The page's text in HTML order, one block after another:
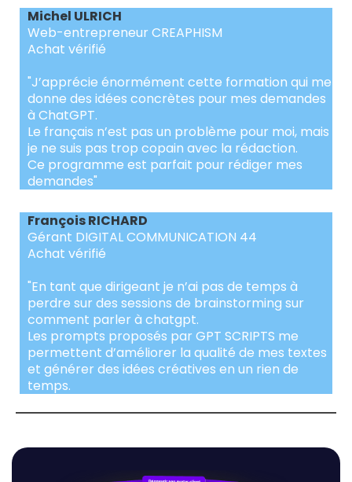
Michel ULRICH
Web-entrepreneur CREAPHISM
Achat vérifié
"J’apprécie énormément cette formation qui me
donne des idées concrètes pour mes demandes
à ChatGPT.
Le français n’est pas un problème pour moi, mais
je ne suis pas trop copain avec la rédaction.
Ce programme est parfait pour rédiger mes
demandes"
François RICHARD
Gérant DIGITAL COMMUNICATION 44
Achat vérifié
"En tant que dirigeant je n’ai pas de temps à
perdre sur des sessions de brainstorming sur
comment parler à chatgpt.
Les prompts proposés par GPT SCRIPTS me
permettent d’améliorer la qualité de mes textes
et générer des idées créatives en un rien de
temps.